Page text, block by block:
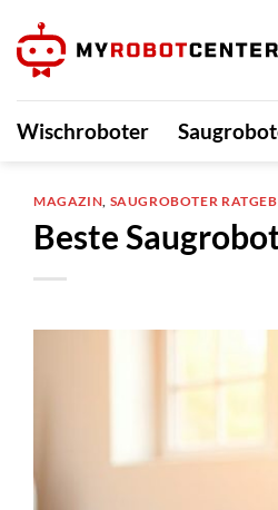
Inhalt
springen
Wischroboter
MAGAZIN, SAUGROBOTER
Beste